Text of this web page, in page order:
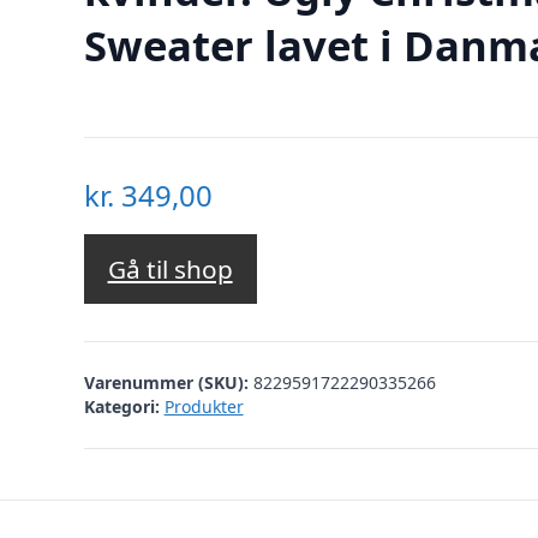
Sweater lavet i
kr. 349,00
Gå til shop
Varenummer (SKU): 8229591722290335266
Kategori: Produkter